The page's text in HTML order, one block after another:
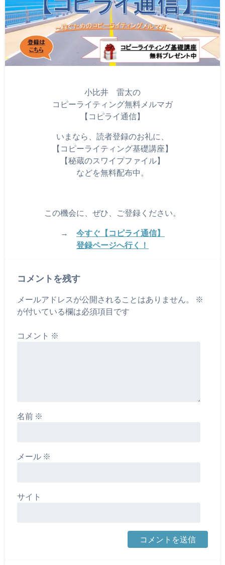
小比井 雷太の
コピーライティング無料メルマガ
【コピライ通信】
いまなら、読者登録のお礼に、
【コピーライティング基礎講座】
【秘蔵のスワイプファイル】
などを無料配布中。
この機会に、ぜひ、ご登録ください。
→ 今すぐ【コピライ通信】
登録ページへ行く！
コメントを残す
メールアドレスが公開されることはありません。
※
が付いている欄は必須項目です
コメント ※
名前 ※
メール ※
サイト